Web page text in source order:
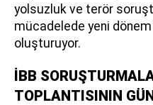
yolsuzluk ve terör
mücadelede yeni
oluşturuyor.
İBB
TOPLANTISININ